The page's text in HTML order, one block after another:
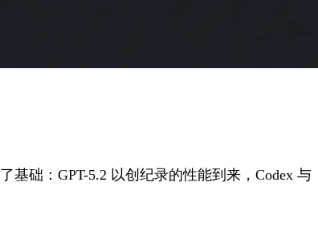
基础：GPT-5.2 以创纪录的性能到来，Codex 与